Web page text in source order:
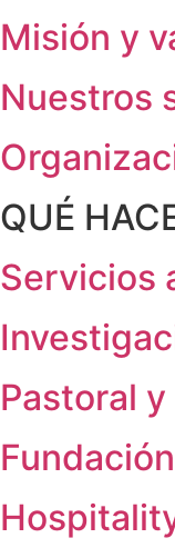
Misión y
Nuestros
QUÉ
Servicios
Pastoral